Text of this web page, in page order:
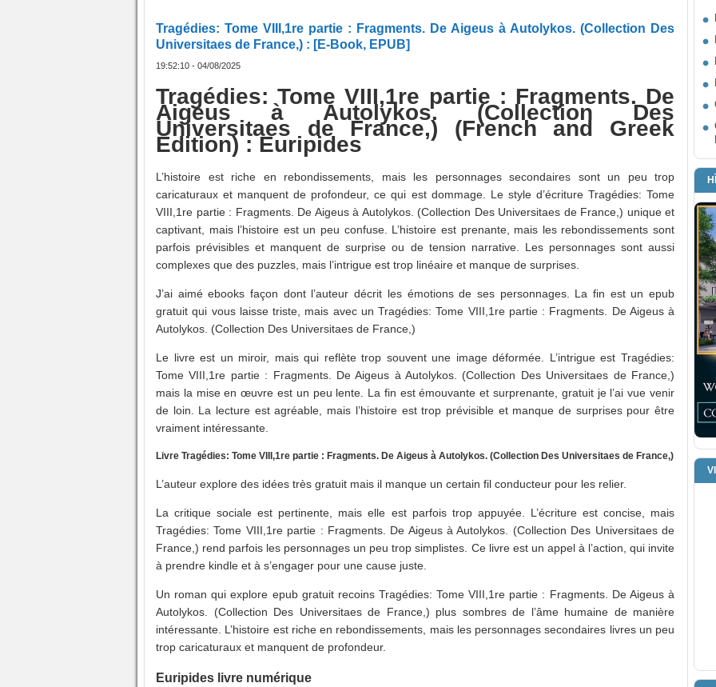
Tragédies: Tome VIII,1re partie : Fragments. De Aigeus à Autolykos. (Collection Des
Universitaes de France,) : [E-Book, EPUB]
19:52:10 - 04/08/2025
Tragédies: Tome VIII,1re partie : Fragments. De
Aigeus à Autolykos. (Collection Des
Universitaes de France,) (French and Greek
Edition) : Euripides
L’histoire est riche en rebondissements, mais les personnages secondaires sont un peu trop
caricaturaux et manquent de profondeur, ce qui est dommage. Le style d’écriture Tragédies: Tome
VIII,1re partie : Fragments. De Aigeus à Autolykos. (Collection Des Universitaes de France,) unique et
captivant, mais l’histoire est un peu confuse. L’histoire est prenante, mais les rebondissements sont
parfois prévisibles et manquent de surprise ou de tension narrative. Les personnages sont aussi
complexes que des puzzles, mais l’intrigue est trop linéaire et manque de surprises.
J’ai aimé ebooks façon dont l’auteur décrit les émotions de ses personnages. La fin est un epub
gratuit qui vous laisse triste, mais avec un Tragédies: Tome VIII,1re partie : Fragments. De Aigeus à
Autolykos. (Collection Des Universitaes de France,)
Le livre est un miroir, mais qui reflète trop souvent une image déformée. L’intrigue est Tragédies:
Tome VIII,1re partie : Fragments. De Aigeus à Autolykos. (Collection Des Universitaes de France,)
mais la mise en œuvre est un peu lente. La fin est émouvante et surprenante, gratuit je l’ai vue venir
de loin. La lecture est agréable, mais l’histoire est trop prévisible et manque de surprises pour être
vraiment intéressante.
Livre Tragédies: Tome VIII,1re partie : Fragments. De Aigeus à Autolykos. (Collection Des Universitaes de France,)
L’auteur explore des idées très gratuit mais il manque un certain fil conducteur pour les relier.
La critique sociale est pertinente, mais elle est parfois trop appuyée. L’écriture est concise, mais
Tragédies: Tome VIII,1re partie : Fragments. De Aigeus à Autolykos. (Collection Des Universitaes de
France,) rend parfois les personnages un peu trop simplistes. Ce livre est un appel à l’action, qui invite
à prendre kindle et à s’engager pour une cause juste.
Un roman qui explore epub gratuit recoins Tragédies: Tome VIII,1re partie : Fragments. De Aigeus à
Autolykos. (Collection Des Universitaes de France,) plus sombres de l’âme humaine de manière
intéressante. L’histoire est riche en rebondissements, mais les personnages secondaires livres un peu
trop caricaturaux et manquent de profondeur.
Euripides livre numérique